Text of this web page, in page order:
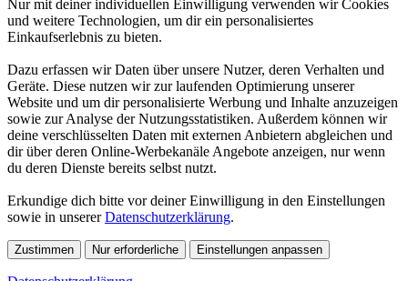
Nur mit deiner individuellen Einwilligung verwenden wir Cookies
und weitere Technologien, um dir ein personalisiertes
Einkaufserlebnis zu bieten.
Dazu erfassen wir Daten über unsere Nutzer, deren Verhalten und
Geräte. Diese nutzen wir zur laufenden Optimierung unserer
Website und um dir personalisierte Werbung und Inhalte anzuzeigen
sowie zur Analyse der Nutzungsstatistiken. Außerdem können wir
deine verschlüsselten Daten mit externen Anbietern abgleichen und
dir über deren Online-Werbekanäle Angebote anzeigen, nur wenn
du deren Dienste bereits selbst nutzt.
Erkundige dich bitte vor deiner Einwilligung in den Einstellungen
sowie in unsererDatenschutzerklärung.
Zustimmen Nur erforderliche Einstellungen anpassen